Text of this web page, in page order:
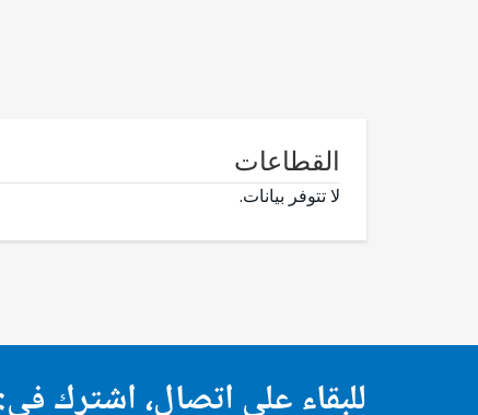
القطاعات
لا تتوفر بيانات.
للبقاء على اتصال، اشترك في: